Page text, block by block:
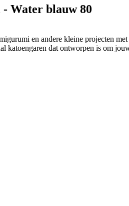
Water blauw 80
en andere kleine projecten met
katoengaren dat ontworpen is om